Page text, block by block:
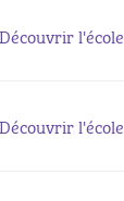
Découvrir l'école
Découvrir l'école